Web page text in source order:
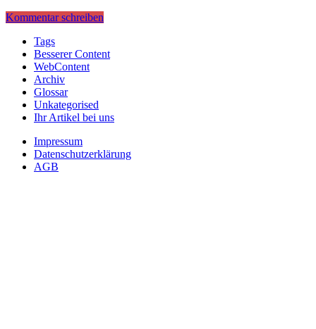
Kommentar schreiben
Tags
Besserer Content
WebContent
Archiv
Glossar
Unkategorised
Ihr Artikel bei uns
Impressum
Datenschutzerklärung
AGB